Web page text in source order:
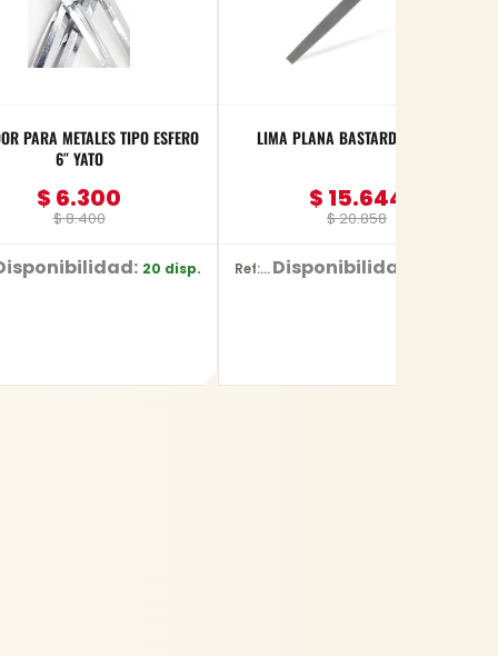
PARA METALES TIPO ESFERO
6″ YATO
$8.400
$ 6.300
20 disp.
LIMA PLANA BASTARDA 8″ YATO
$20.858
$ 15.644
Ref: YT-62229Disponibilidad: